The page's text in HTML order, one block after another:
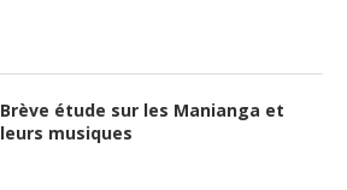
Brève étude sur les Manianga et
leurs musiques